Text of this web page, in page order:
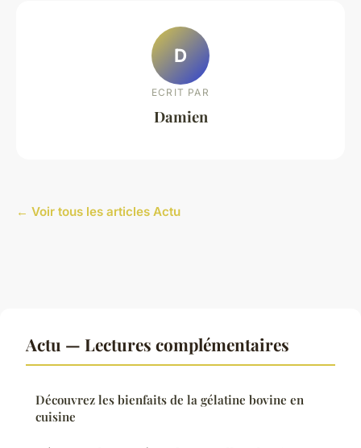
D
ECRIT PAR
Damien
← Voir tous les articles Actu
Actu — Lectures complémentaires
Découvrez les bienfaits de la gélatine bovine en
cuisine